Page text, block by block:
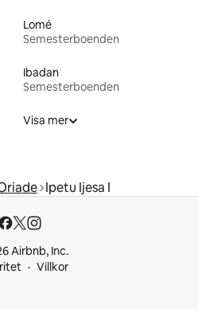
Lomé
Semesterboenden
Ibadan
Semesterboenden
Visa mer
Ipetu Ijesa I
Airbnb, Inc.
Villkor